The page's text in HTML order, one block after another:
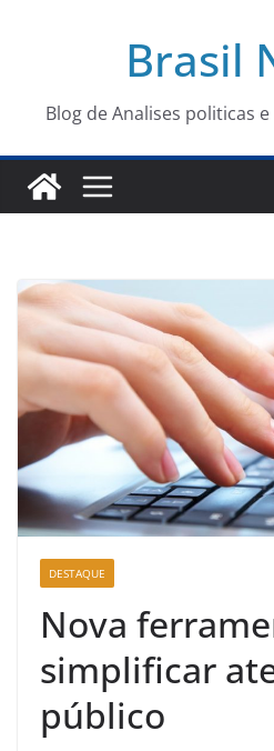
conteúdo
Brasil
Blog de Analises politicas
DESTAQUE
Nova
simplificar
público